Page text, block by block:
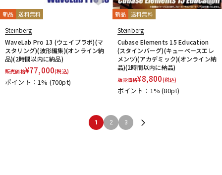
新品 送料無料
Steinberg
WaveLab Pro 13 (ウェイブラボ)(マ
スタリング)(波形編集)(オンライン納
品)(2時間以内に納品)
販売価格¥77,000(税込)
ポイント：1% (700pt)
新品 送料無料
Steinberg
Cubase Elements 15 Education
(スタインバーグ)(キューベースエレ
メンツ)(アカデミック)(オンライン納
品)(2時間以内に納品)
販売価格¥8,800(税込)
ポイント：1%(80pt)
1 2 3